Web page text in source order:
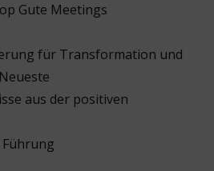
Gute Meetings
für Transformation und
aus der positiven
Führung